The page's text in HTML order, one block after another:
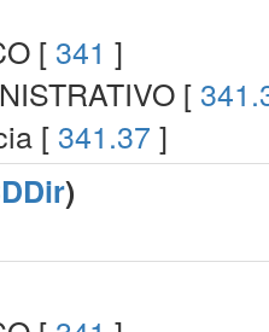
[ 341 ]
[
[ 341.37 ]
)